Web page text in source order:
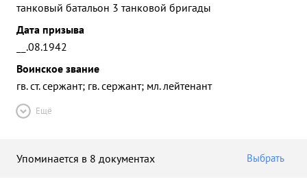
танковый батальон 3 танковой бригады
Дата призыва
__.08.1942
Воинское звание
гв. ст. сержант; гв. сержант; мл. лейтенант
Ещё
Упоминается в 8 документах Выбрать